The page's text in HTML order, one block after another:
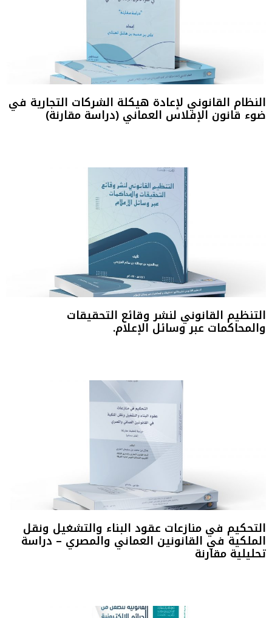
النظام القانوني لإعادة هيكلة الشركات التجارية في
ضوء قانون الإفلاس العماني (دراسة مقارنة)
التنظيم القانوني لنشر وقائع التحقيقات
والمحاكمات عبر وسائل الإعلام.
التحكيم في منازعات عقود البناء والتشغيل ونقل
الملكية في القانونين العماني والمصري – دراسة
تحليلية مقارنة